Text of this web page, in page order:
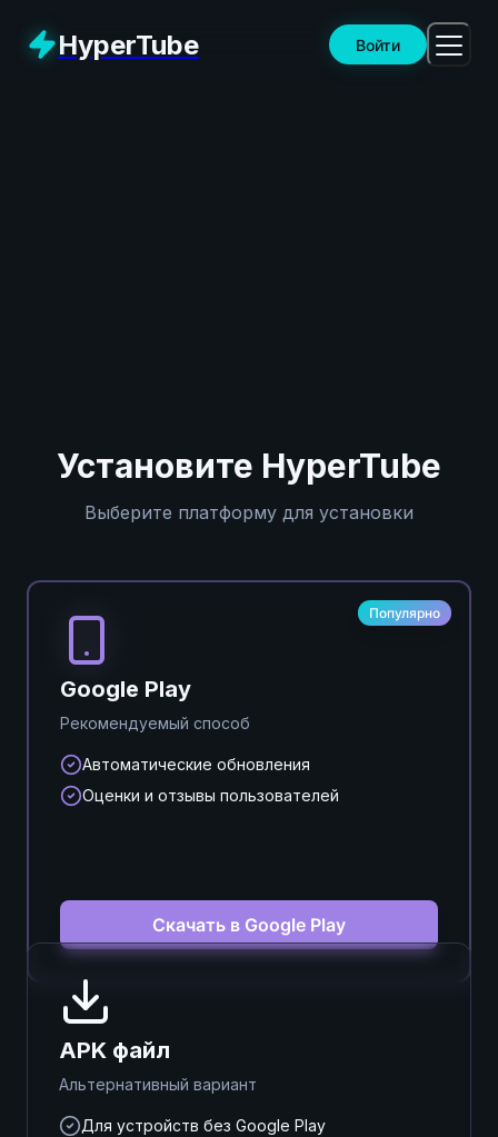
HyperTube Войти
Установите HyperTube
Выберите платформу для установки
Популярно
Google Play
Рекомендуемый способ
Автоматические обновления
Оценки и отзывы пользователей
Скачать в Google Play
APK файл
Альтернативный вариант
Для устройств без Google Play